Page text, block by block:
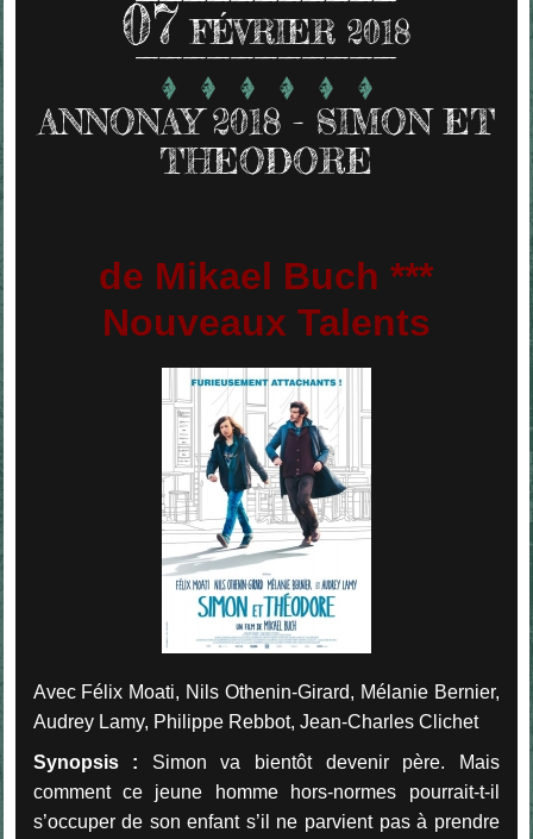
07 FÉVRIER 2018
ANNONAY 2018 - SIMON ET
THEODORE
de Mikael Buch ***
Nouveaux Talents
Avec Félix Moati, Nils Othenin-Girard, Mélanie Bernier,
Audrey Lamy, Philippe Rebbot, Jean-Charles Clichet
Synopsis : Simon va bientôt devenir père. Mais
comment ce jeune homme hors-normes pourrait-t-il
s’occuper de son enfant s’il ne parvient pas à prendre